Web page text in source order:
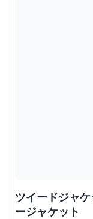
ツイードジャ
ージャケット